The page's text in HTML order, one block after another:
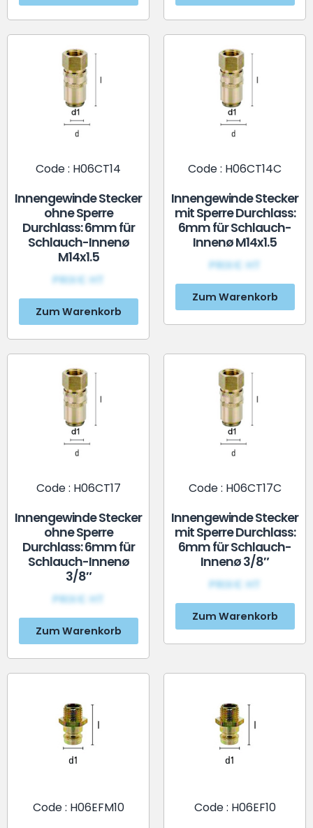
Code : H06CT14
Innengewinde Stecker
ohne Sperre
Durchlass: 6mm für
Schlauch-Innenø
M14x1.5
PRIX€ HT
Zum Warenkorb
Code : H06CT14C
Innengewinde Stecker
mit Sperre Durchlass:
6mm für Schlauch-
Innenø M14x1.5
PRIX€ HT
Zum Warenkorb
Code : H06CT17
Innengewinde Stecker
ohne Sperre
Durchlass: 6mm für
Schlauch-Innenø
3/8″
PRIX€ HT
Zum Warenkorb
Code : H06CT17C
Innengewinde Stecker
mit Sperre Durchlass:
6mm für Schlauch-
Innenø 3/8″
PRIX€ HT
Zum Warenkorb
Code : H06EFM10 Code : H06EF10